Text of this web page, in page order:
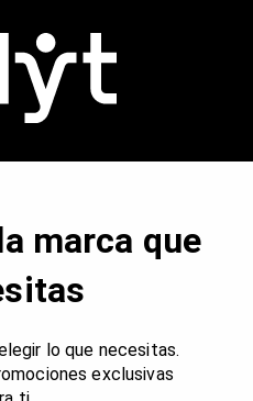
marca que
lo que necesitas.
exclusivas